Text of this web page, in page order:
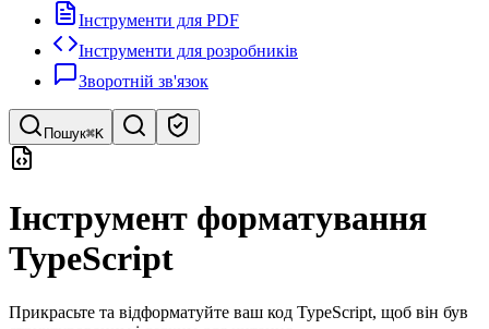
Інструменти для PDF
Інструменти для розробників
Зворотній зв'язок
Пошук⌘K
Пошук інструментів
Швидкий пошук інструментів
Інструмент форматування
TypeScript
Прикрасьте та відформатуйте ваш код TypeScript, щоб він був